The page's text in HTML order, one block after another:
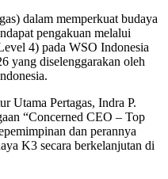
dalam memperkuat budaya
pengakuan melalui
4) pada WSO Indonesia
yang diselenggarakan oleh
Utama Pertagas, Indra P.
“Concerned CEO – Top
dan perannya
K3 secara berkelanjutan di